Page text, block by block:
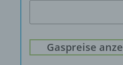
Gaspreise